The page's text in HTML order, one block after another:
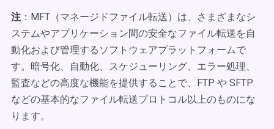
注 ：MFT（マネージドファイル転送）は、さまざまなシ
ステムやアプリケーション間の安全なファイル転送を自
動化および管理するソフトウェアプラットフォームで
す。暗号化、自動化、スケジューリング、エラー処理、
監査などの高度な機能を提供することで、FTP や SFTP
などの基本的なファイル転送プロトコル以上のものにな
ります。